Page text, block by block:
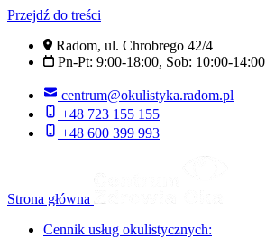
Przejdź do treści
Radom, ul. Chrobrego 42/4
Pn-Pt: 9:00-18:00, Sob: 10:00-14:00
centrum@okulistyka.radom.pl
+48 723 155 155
+48 600 399 993
Strona główna
Cennik usług okulistycznych: